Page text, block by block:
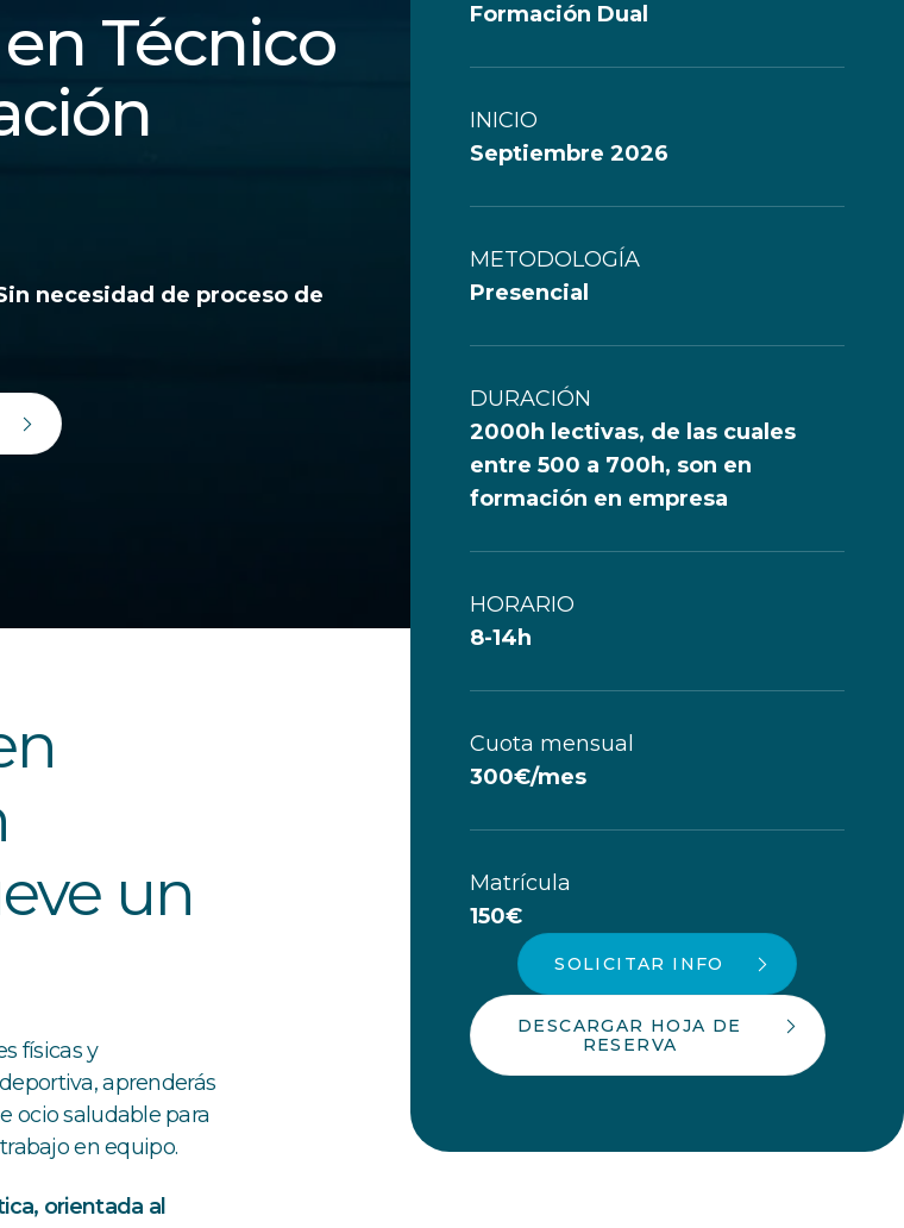
Técnico
necesidad de proceso de
Formación Dual
INICIO
Septiembre 2026
METODOLOGÍA
Presencial
DURACIÓN
2000h lectivas, de las cuales
entre 500 a 700h, son en
formación en empresa
HORARIO
8-14h
Cuota mensual
300€/mes
Matrícula
150€
SOLICITAR INFO
DESCARGAR HOJA DE
RESERVA
un
físicas y
aprenderás
ocio saludable para
en equipo.
orientada al